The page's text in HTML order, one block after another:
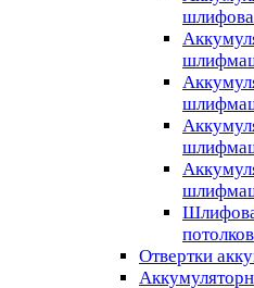
потолков
Отвертки